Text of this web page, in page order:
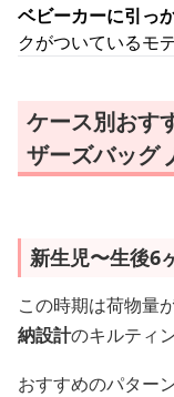
ベビーカーに引っ
クがついているモ
ケース別おす
ザーズバッグ
新生児〜生後6
この時期は荷物量
納設計のキルティ
おすすめのパター